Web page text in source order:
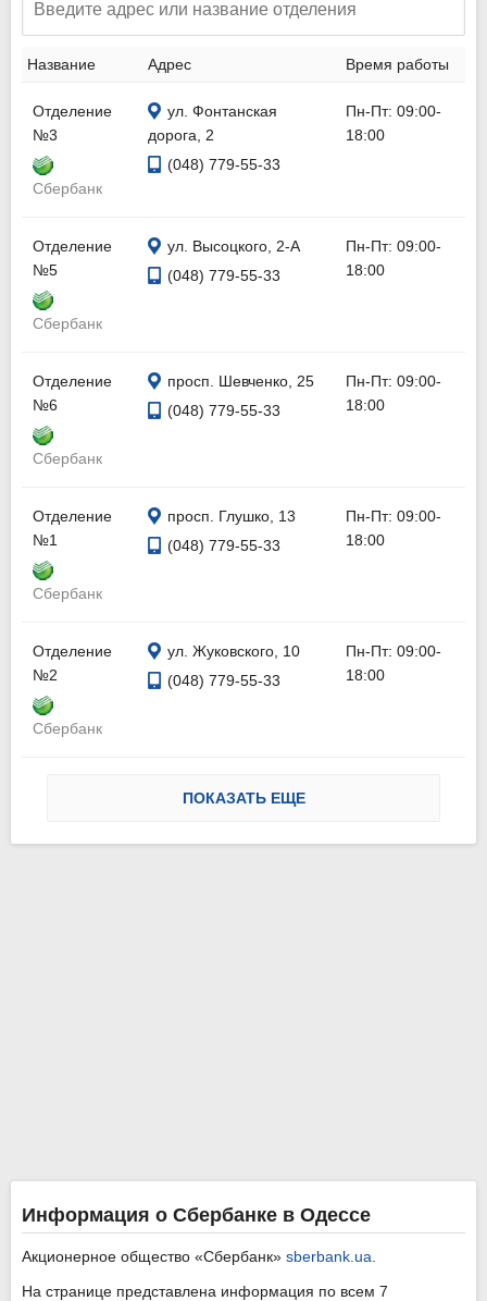
Название Адрес Время работы
Отделение
№3
Сбербанк
ул. Фонтанская
дорога, 2
(048) 779-55-33
Пн-Пт: 09:00-
18:00
Отделение
№5
Сбербанк
ул. Высоцкого, 2-А
(048) 779-55-33
Пн-Пт: 09:00-
18:00
Отделение
№6
Сбербанк
просп. Шевченко, 25
(048) 779-55-33
Пн-Пт: 09:00-
18:00
Отделение
№1
Сбербанк
просп. Глушко, 13
(048) 779-55-33
Пн-Пт: 09:00-
18:00
Отделение
№2
Сбербанк
ул. Жуковского, 10
(048) 779-55-33
Пн-Пт: 09:00-
18:00
ПОКАЗАТЬ ЕЩЕ
Информация о Сбербанке в Одессе
Акционерное общество «Сбербанк» sberbank.ua
На странице представлена информация по всем 7